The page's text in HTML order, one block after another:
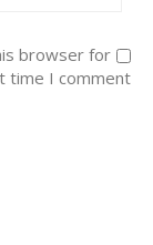
browser for
time I comment.